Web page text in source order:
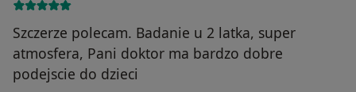
Szczerze polecam. Badanie u 2 latka, super
atmosfera, Pani doktor ma bardzo dobre
podejscie do dzieci